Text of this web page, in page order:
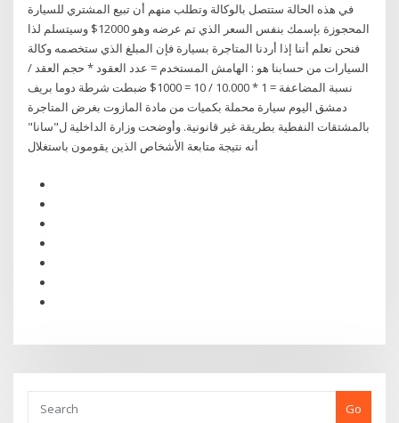
في هذه الحالة ستتصل بالوكالة وتطلب منهم أن تبيع المشتري للسيارة
المحجوزة بإسمك بنفس السعر الذي تم عرضه وهو 12000$ وسيتسلم لذا
فنحن نعلم أننا إذا أردنا المتاجرة بسيارة فإن المبلغ الذي ستخصمه وكالة
السيارات من حسابنا هو : الهامش المستخدم = عدد العقود * حجم العقد /
نسبة المضاعفة = 1 * 10.000 / 10 = 1000$ ضبطت شرطة دوما بريف
دمشق اليوم سيارة محملة بكميات من مادة المازوت بغرض المتاجرة
بالمشتقات النفطية بطريقة غير قانونية. وأوضحت وزارة الداخلية ل"سانا"
أنه نتيجة متابعة الأشخاص الذين يقومون باستغلال
Go